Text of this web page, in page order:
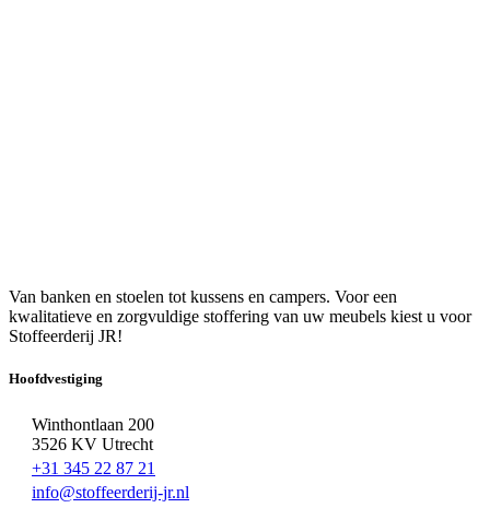
Van banken en stoelen tot kussens en campers. Voor een
kwalitatieve en zorgvuldige stoffering van uw meubels kiest u voor
Stoffeerderij JR!
Hoofdvestiging
Winthontlaan 200
3526 KV Utrecht
+31 345 22 87 21
info@stoffeerderij-jr.nl